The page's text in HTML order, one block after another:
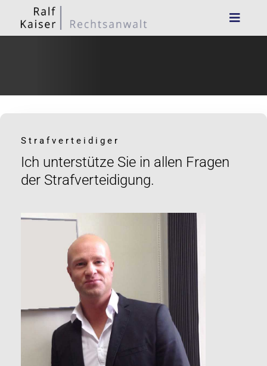
Strafverteidiger
Ich unterstütze Sie in allen Fragen
der Strafverteidigung.